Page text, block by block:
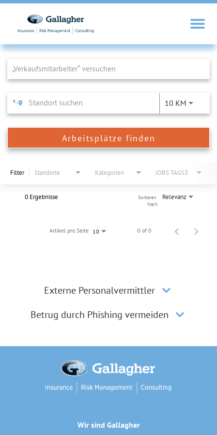
Job Search Page
10 KM
Arbeitsplätze finden
Filter Standorte Kategorien JOBS.TAGS3
0 Ergebnisse Relevanz
Sortieren
Nach
Artikel pro Seite 10 0 of 0
Externe Personalvermittler
Betrug durch Phishing vermeiden
Wir sind Gallagher